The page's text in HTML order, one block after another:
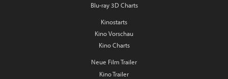
Blu-ray 3D Charts
Kinostarts
Kino Vorschau
Kino Charts
Neue Film Trailer
Kino Trailer